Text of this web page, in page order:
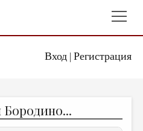
Вход| Регистрация